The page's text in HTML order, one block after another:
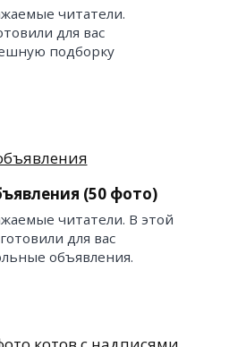
читатели.
для вас
подборку
(50 фото)
читатели. В этой
для вас
объявления.